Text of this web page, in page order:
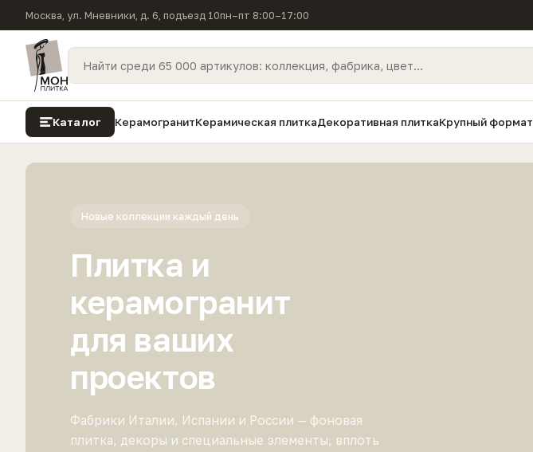
Москва, ул. Мневники, д. 6, подъезд 10пн–пт 8:00–17:00
Каталог КерамогранитКерамическая плиткаДекоративная плиткаКрупный формат
Новые коллекции каждый день
Плитка и
керамогранит
для ваших
проектов
Фабрики Италии, Испании и России — фоновая
плитка, декоры и специальные элементы, вплоть